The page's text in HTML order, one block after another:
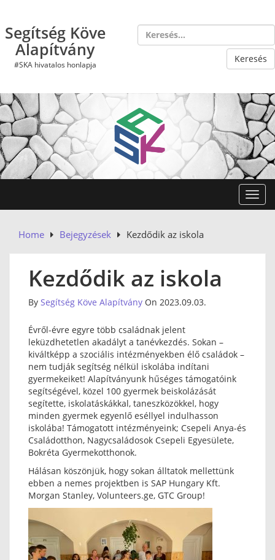
content
Segítség Köve
Alapítvány
#SKA hivatalos honlapja
Home Bejegyzések Kezdődik az iskola
Kezdődik az iskola
By Segítség Köve Alapítvány On 2023.09.03.
Évről-évre egyre több családnak jelent
leküzdhetetlen akadályt a tanévkezdés. Sokan –
kiváltképp a szociális intézményekben élő családok –
nem tudják segítség nélkül iskolába indítani
gyermekeiket! Alapítványunk hűséges támogatóink
segítségével, közel 100 gyermek beiskolázását
segítette, iskolatáskákkal, taneszközökkel, hogy
minden gyermek egyenlő eséllyel indulhasson
iskolába! Támogatott intézményeink; Csepeli Anya-és
Családotthon, Nagycsaládosok Csepeli Egyesülete,
Bokréta Gyermekotthonok.
Hálásan köszönjük, hogy sokan álltatok mellettünk
ebben a nemes projektben is SAP Hungary Kft.
Morgan Stanley, Volunteers.ge, GTC Group!